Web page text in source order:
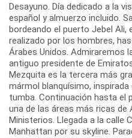
Desayuno. Día dedicado a la
español y almuerzo incluido.
bordeando el puerto Jebel Ali,
realizado por los hombres,
Árabes Unidos. Admiraremos
antiguo presidente de
Mezquita es la tercera más
mármol blanquísimo, inspirada
tumba. Continuación hasta el
una de las áreas más ricas de
Ministerios. Llegada a la calle
Manhattan por su skyline.